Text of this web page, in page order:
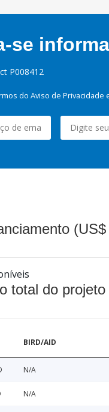
se
P008412
do Aviso de
total do
BIRD/AID
N/A
N/A